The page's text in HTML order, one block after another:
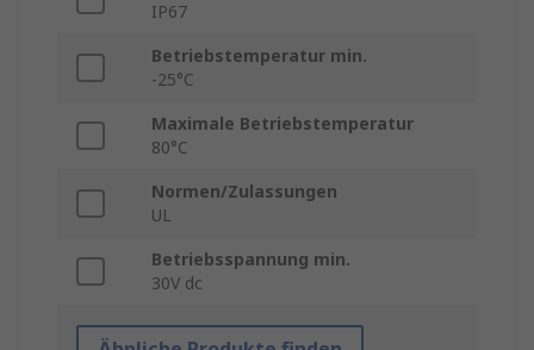
IP67
Betriebstemperatur min.
-25°C
Maximale Betriebstemperatur
80°C
Normen/Zulassungen
UL
Betriebsspannung min.
30V dc